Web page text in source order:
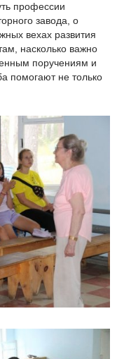
профессии
завода, о
вехах развития
насколько важно
поручениям и
помогают не только